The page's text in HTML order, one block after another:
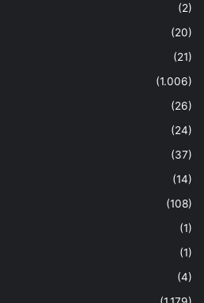
(2)
(20)
(21)
(1.006)
(26)
(24)
(37)
(14)
(108)
(1)
(1)
(4)